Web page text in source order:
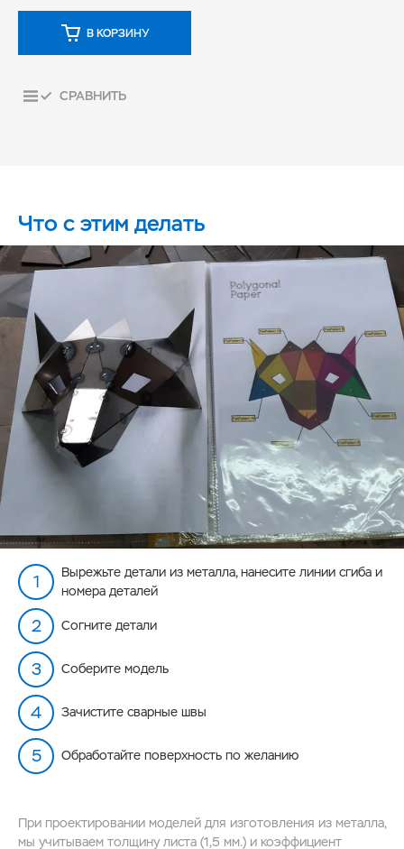
В КОРЗИНУ
СРАВНИТЬ
Что с этим делать
Вырежьте детали из металла, нанесите линии сгиба и
номера деталей
Согните детали
Соберите модель
Зачистите сварные швы
Обработайте поверхность по желанию
При проектировании моделей для изготовления из металла,
мы учитываем толщину листа (1,5 мм.) и коэффициент